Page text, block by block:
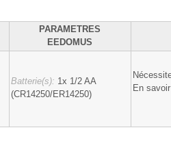
PARAMETRES
EEDOMUS
Batterie(s): 1x 1/2 AA
(CR14250/ER14250)
En